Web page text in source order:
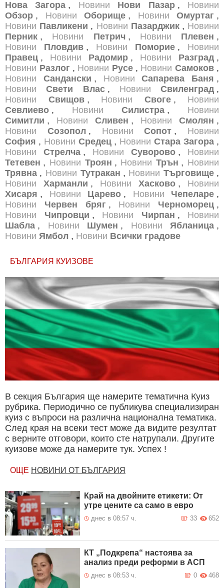
Нова Загора , Новини Нови Пазар , Новини
Обзор , Новини Оборище , Новини Омуртаг ,
Новини Павликени , Новини Пазарджик , Новини
Перник , Новини Петрич , Новини Плевен ,
Новини
Пловдив , Новини Поморие , Новини
Правец , Новини Радомир , Новини Разград ,
Новини Разлог , Новини Русе , Новини Самоков ,
Новини
Сандански , Новини Сапарева Баня ,
Новини
Свети Влас , Новини Свиленград ,
Новини
Свищов , Новини Своге , Новини
Севлиево , Новини Силистра , Новини
Симитли , Новини Сливен , Новини Смолян ,
Новини
Созопол , Новини Сопот , Новини
София , Новини Средец , Новини Стара Загора ,
Новини
Стрелча , Новини Суворово , Новини
Тетевен , Новини Троян , Новини Трън , Новини
Трявна , Новини Тутракан , Новини Търговище ,
Новини
Харманли , Новини Хасково , Новини
Хисаря , Новини Царево , Новини Чепеларе ,
Новини
Червен бряг , Новини Черноморец ,
Новини
Чипровци , Новини Чирпан , Новини
Шабла , Новини Шумен , Новини Ябланица ,
Новини Ямбол , Новини Всички градове
БЪЛГАРИЯ КУИЗОВЕ
В секция България ще намерите тематична Куиз
рубрика. Периодично се публикува специализиран
куиз с въпроси на различна национална тематика.
След края на всеки тест може да видите резултат
с верните отговори, които сте натрупали. Другите
куизове може да намерите тук. Успех !
ОЩЕ НОВИНИ ОТ БЪЛГАРИЯ
Край на двойните етикети: От
утре цените са само в евро
днес в 08:57 ч. 652
33
КТ „Подкрепа“ настоява за
анализ преди реформи в АСП
днес в 08:53 ч. 468
0